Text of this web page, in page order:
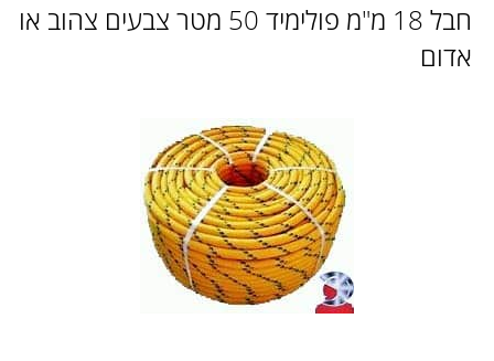
חבל 18 מ"מ פולימיד 50 מטר צבעים צהוב או
אדום